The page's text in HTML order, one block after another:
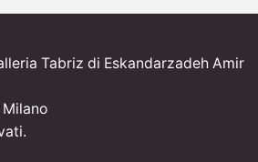
Tabriz di Eskandarzadeh Amir